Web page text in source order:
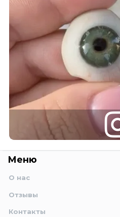
Меню
О нас
Отзывы
Контакты